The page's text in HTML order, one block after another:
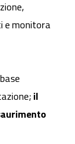
e monitora
;il